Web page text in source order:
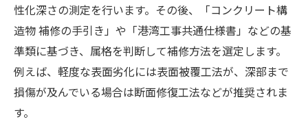
性化深さの測定を行います。その後、「コンクリート構
造物 補修の手引き」や「港湾工事共通仕様書」などの基
準類に基づき、属格を判断して補修方法を選定します。
例えば、軽度な表面劣化には表面被覆工法が、深部まで
損傷が及んでいる場合は断面修復工法などが推奨されま
す。